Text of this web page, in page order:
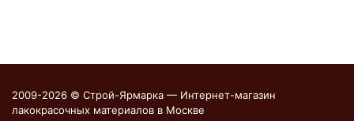
2009-2026 © Строй-Ярмарка — Интернет-магазин
лакокрасочных материалов в Москве